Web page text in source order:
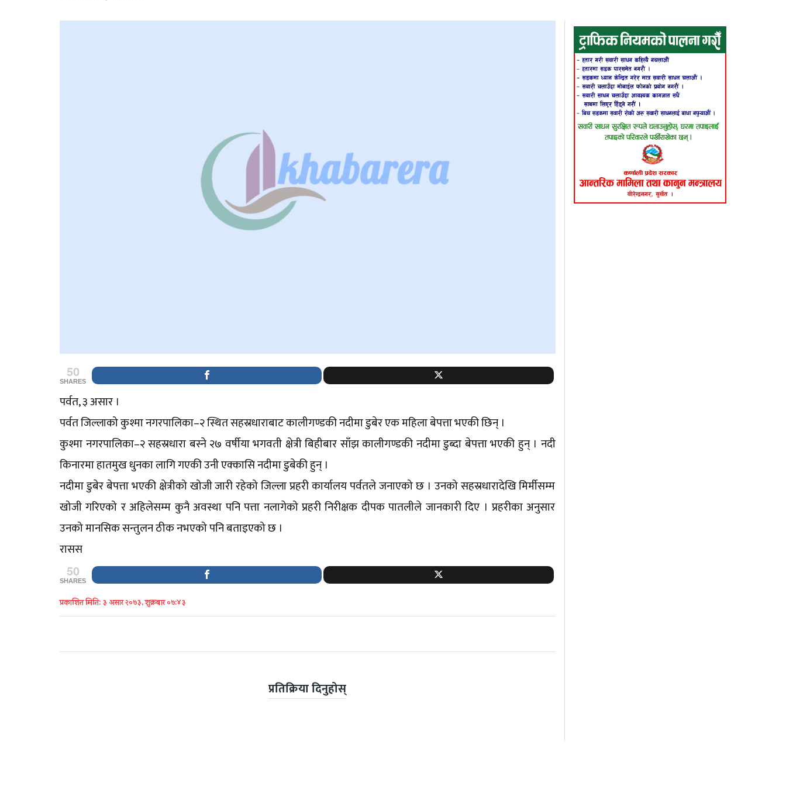
50
SHARES
पर्वत, ३ असार ।
पर्वत जिल्लाको कुश्मा नगरपालिका–२ स्थित सहस्रधाराबाट कालीगण्डकी नदीमा डुबेर एक महिला बेपत्ता भएकी छिन् ।
कुश्मा नगरपालिका–२ सहस्रधारा बस्ने २७ वर्षीया भगवती क्षेत्री बिहीबार साँझ कालीगण्डकी नदीमा डुब्दा बेपत्ता भएकी हुन् । नदी
किनारमा हातमुख धुनका लागि गएकी उनी एक्कासि नदीमा डुबेकी हुन् ।
नदीमा डुबेर बेपत्ता भएकी क्षेत्रीको खोजी जारी रहेको जिल्ला प्रहरी कार्यालय पर्वतले जनाएको छ । उनको सहस्रधारादेखि मिर्मीसम्म
खोजी गरिएको र अहिलेसम्म कुनै अवस्था पनि पत्ता नलागेको प्रहरी निरीक्षक दीपक पातलीले जानकारी दिए । प्रहरीका अनुसार
उनको मानसिक सन्तुलन ठीक नभएको पनि बताइएको छ ।
रासस
50
SHARES
प्रकाशित मिति: ३ असार २०७३, शुक्रबार ०७:४३
प्रतिक्रिया दिनुहोस्